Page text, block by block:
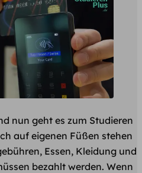
nun geht es zum Studieren
auf eigenen Füßen stehen
Essen, Kleidung und
bezahlt werden. Wenn